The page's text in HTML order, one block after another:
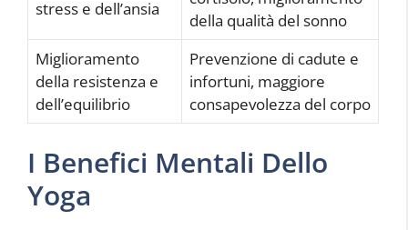
stress e dell’ansia
della qualità del sonno
Miglioramento
della resistenza e
dell’equilibrio
Prevenzione di cadute e
infortuni, maggiore
consapevolezza del corpo
I Benefici Mentali Dello
Yoga